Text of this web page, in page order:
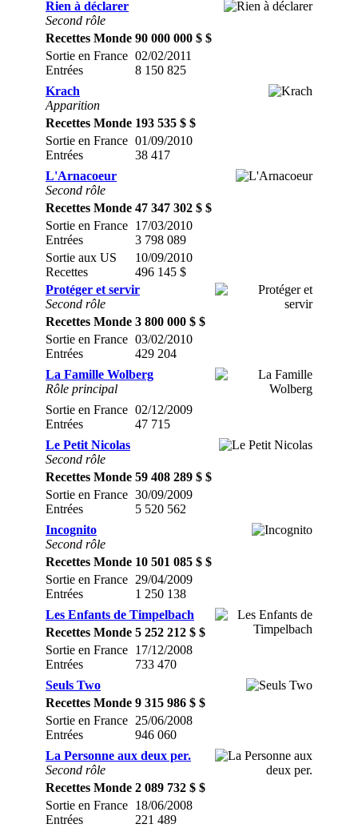
Rien à déclarer
Second rôle
Recettes Monde 90 000 000 $ $
Sortie en France
Entrées
02/02/2011
8 150 825
Krach
Apparition
Recettes Monde 193 535 $ $
Sortie en France
Entrées
01/09/2010
38 417
L'Arnacoeur
Second rôle
Recettes Monde 47 347 302 $ $
Sortie en France
Entrées
17/03/2010
3 798 089
Sortie aux US
Recettes
10/09/2010
496 145 $
Protéger et servir
Second rôle
Recettes Monde 3 800 000 $ $
Sortie en France
Entrées
03/02/2010
429 204
La Famille Wolberg
Rôle principal
Sortie en France
Entrées
02/12/2009
47 715
Le Petit Nicolas
Second rôle
Recettes Monde 59 408 289 $ $
Sortie en France
Entrées
30/09/2009
5 520 562
Incognito
Second rôle
Recettes Monde 10 501 085 $ $
Sortie en France
Entrées
29/04/2009
1 250 138
Les Enfants de Timpelbach
Recettes Monde 5 252 212 $ $
Sortie en France
Entrées
17/12/2008
733 470
Seuls Two
Recettes Monde 9 315 986 $ $
Sortie en France
Entrées
25/06/2008
946 060
La Personne aux deux per.
Second rôle
Recettes Monde 2 089 732 $ $
Sortie en France
Entrées
18/06/2008
221 489